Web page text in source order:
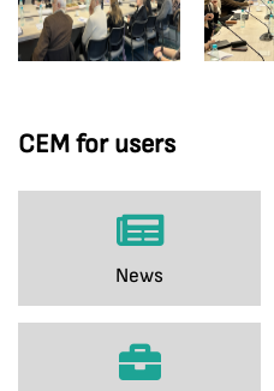
CEM for users
News